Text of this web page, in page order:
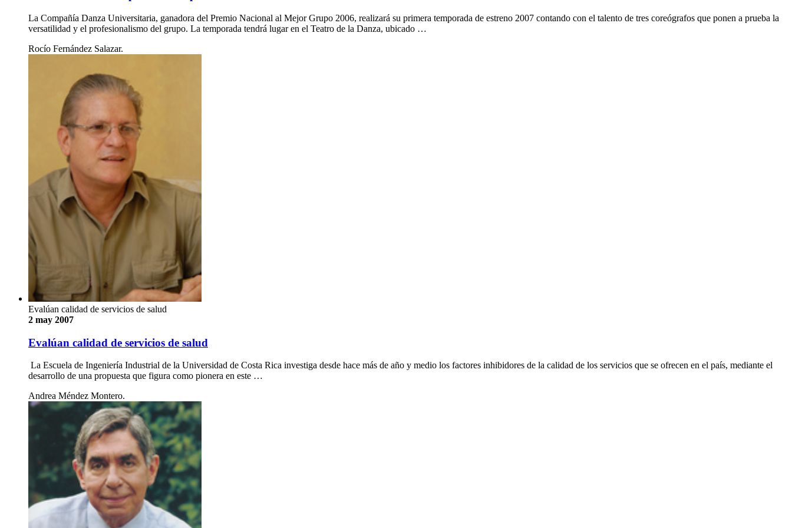
La Compañía Danza Universitaria, ganadora del Premio Nacional al Mejor Grupo 2006, realizará su primera temporada de estreno 2007 contando con el talento de tres coreógrafos que ponen a prueba la
versatilidad y el profesionalismo del grupo. La temporada tendrá lugar en el Teatro de la Danza, ubicado …
Rocío Fernández Salazar.
Evalúan calidad de servicios de salud
2 may 2007
Evalúan calidad de servicios de salud
La Escuela de Ingeniería Industrial de la Universidad de Costa Rica investiga desde hace más de año y medio los factores inhibidores de la calidad de los servicios que se ofrecen en el país, mediante el
desarrollo de una propuesta que figura como pionera en este …
Andrea Méndez Montero.